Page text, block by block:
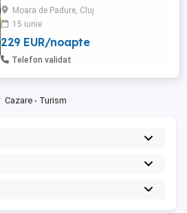
un decor montan spectaculos! La doar
aproximativ 35 km de Cluj-Napoca, în satul
Moara de Pădure, comuna Băișoara,
Cabana La Nuc este alegerea ideală
pentru familii sau grupuri de până la 8
Moara de Padure, Cluj
15 iunie
229 EUR/noapte
Telefon validat
Cazare - Turism